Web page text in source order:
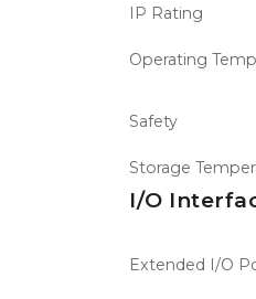
IP Rating
Operating
Safety
Storage
I/O
Extended I/O